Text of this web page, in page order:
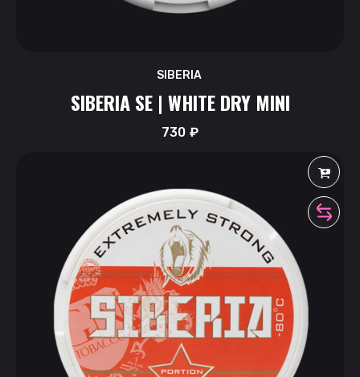
SIBERIA
SIBERIA SE | WHITE DRY MINI
730₽